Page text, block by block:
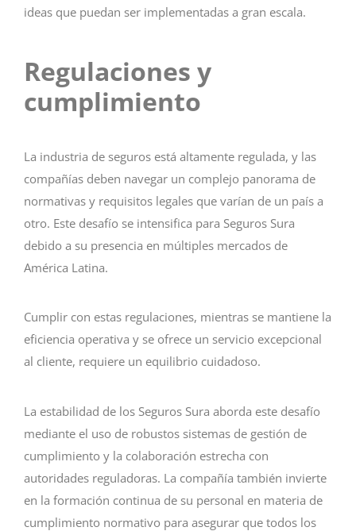
ideas que puedan ser implementadas a gran escala.
Regulaciones y
cumplimiento
La industria de seguros está altamente regulada, y las
compañías deben navegar un complejo panorama de
normativas y requisitos legales que varían de un país a
otro. Este desafío se intensifica para Seguros Sura
debido a su presencia en múltiples mercados de
América Latina.
Cumplir con estas regulaciones, mientras se mantiene la
eficiencia operativa y se ofrece un servicio excepcional
al cliente, requiere un equilibrio cuidadoso.
La estabilidad de los Seguros Sura aborda este desafío
mediante el uso de robustos sistemas de gestión de
cumplimiento y la colaboración estrecha con
autoridades reguladoras. La compañía también invierte
en la formación continua de su personal en materia de
cumplimiento normativo para asegurar que todos los